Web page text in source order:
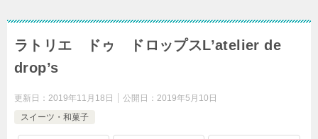
ラトリエ ドゥ ドロップスL’atelier de
drop’s
更新日： 2019年11月18日 公開日： 2019年5月10日
スイーツ・和菓子